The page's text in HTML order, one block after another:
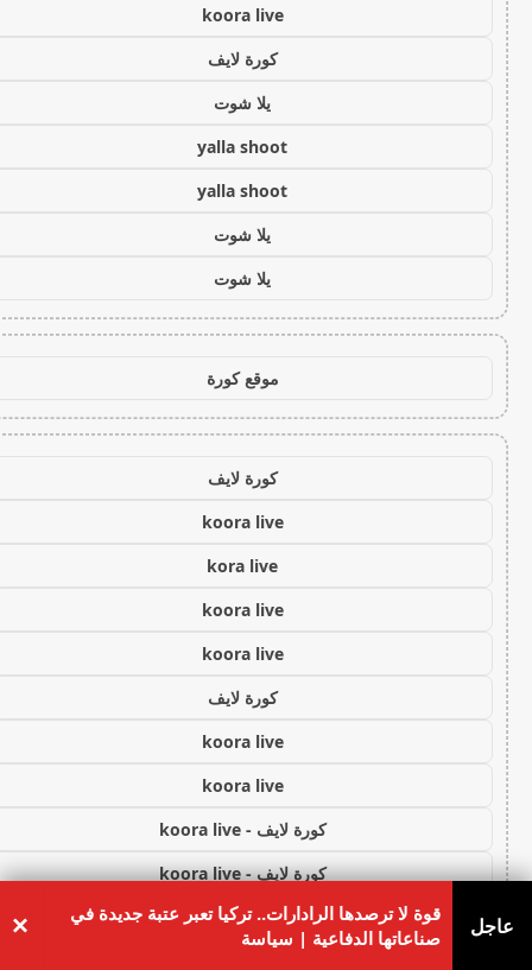
koora live
كورة لايف
يلا شوت
yalla shoot
yalla shoot
يلا شوت
يلا شوت
موقع كورة
كورة لايف
koora live
kora live
koora live
koora live
كورة لايف
koora live
koora live
كورة لايف - koora live
كورة لايف - koora live
كورة لايف - koora live
عاجل
قوة لا ترصدها الرادارات.. تركيا تعبر عتبة جديدة في
صناعاتها الدفاعية | سياسة
×